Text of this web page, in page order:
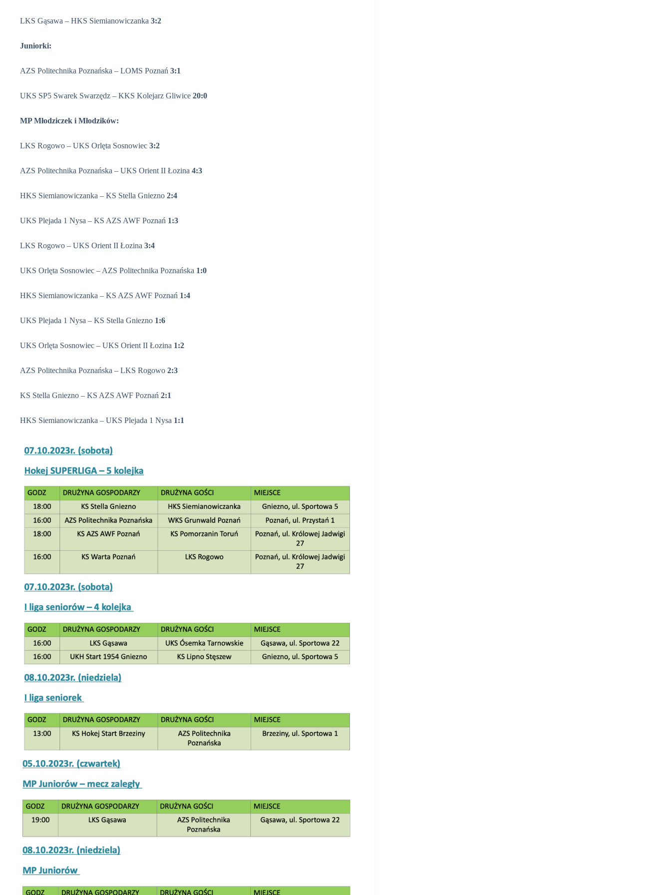
LKS Gąsawa – HKS Siemianowiczanka 3:2
Juniorki:
AZS Politechnika Poznańska – LOMS Poznań 3:1
UKS SP5 Swarek Swarzędz – KKS Kolejarz Gliwice 20:0
MP Młodziczek i Młodzików:
LKS Rogowo – UKS Orlęta Sosnowiec 3:2
AZS Politechnika Poznańska – UKS Orient II Łozina 4:3
HKS Siemianowiczanka – KS Stella Gniezno 2:4
UKS Plejada 1 Nysa – KS AZS AWF Poznań 1:3
LKS Rogowo – UKS Orient II Łozina 3:4
UKS Orlęta Sosnowiec – AZS Politechnika Poznańska 1:0
HKS Siemianowiczanka – KS AZS AWF Poznań 1:4
UKS Plejada 1 Nysa – KS Stella Gniezno 1:6
UKS Orlęta Sosnowiec – UKS Orient II Łozina 1:2
AZS Politechnika Poznańska – LKS Rogowo 2:3
KS Stella Gniezno – KS AZS AWF Poznań 2:1
HKS Siemianowiczanka – UKS Plejada 1 Nysa 1:1